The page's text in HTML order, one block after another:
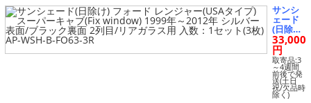
1999年
～2012
年 シル
バー表
面/ブラ
ック裏
面 2列目
窓用 入
数：1セ
ット(2
サンシ
ェード
(日除け)
フォー
ド レン
ジャー
(USAタ
イプ) ス
ーパー
キャブ
33,000
円
取寄品:3
～4週間
前後で発
送(土日
祝/欠品時
除く)